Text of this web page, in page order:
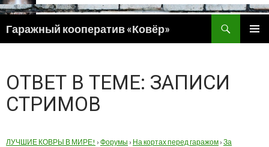
Гаражный кооператив «Ковёр»
ПЕРЕЙТИ
ОТВЕТ В ТЕМЕ: ЗАПИСИ
СТРИМОВ
ЛУЧШИЕ КОВРЫ В МИРЕ! › Форумы › На кортах перед гаражом › За